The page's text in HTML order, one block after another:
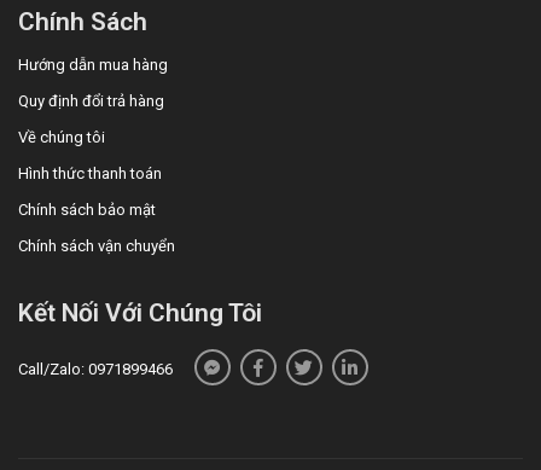
Chính Sách
Hướng dẫn mua hàng
Quy định đổi trả hàng
Về chúng tôi
Hình thức thanh toán
Chính sách bảo mật
Chính sách vận chuyển
Kết Nối Với Chúng Tôi
Call/Zalo: 0971899466